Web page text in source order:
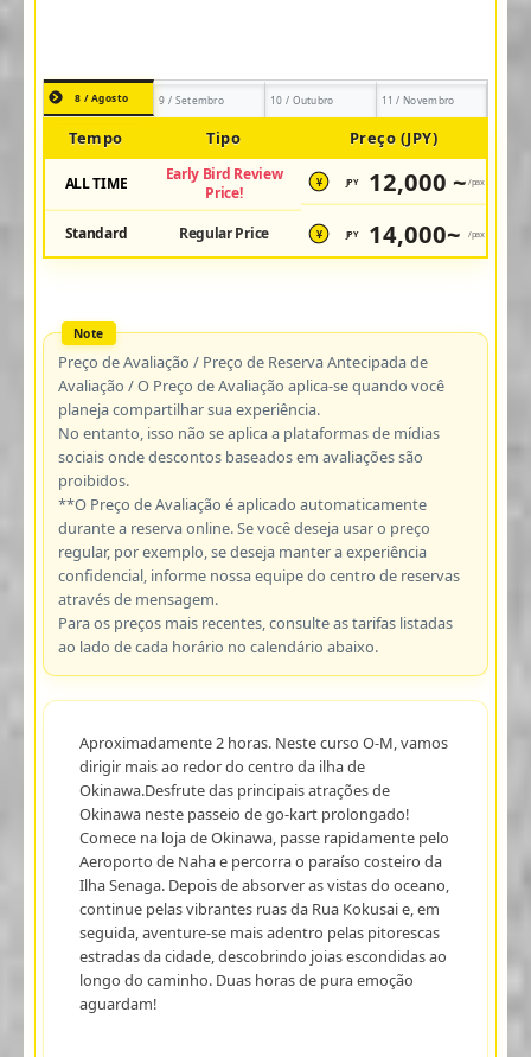
8 / Agosto 9 / Setembro 10 / Outubro 11 / Novembro
Tempo Tipo Preço (JPY)
ALL TIME
Early Bird Review
Price!
¥ JPY 12,000 ~ /pax
Standard Regular Price ¥ JPY 14,000~ /pax
Preço de Avaliação / Preço de Reserva Antecipada de
Avaliação / O Preço de Avaliação aplica-se quando você
planeja compartilhar sua experiência.
No entanto, isso não se aplica a plataformas de mídias
sociais onde descontos baseados em avaliações são
proibidos.
**O Preço de Avaliação é aplicado automaticamente
durante a reserva online. Se você deseja usar o preço
regular, por exemplo, se deseja manter a experiência
confidencial, informe nossa equipe do centro de reservas
através de mensagem.
Para os preços mais recentes, consulte as tarifas listadas
ao lado de cada horário no calendário abaixo.
Aproximadamente 2 horas. Neste curso O-M, vamos
dirigir mais ao redor do centro da ilha de
Okinawa.Desfrute das principais atrações de
Okinawa neste passeio de go-kart prolongado!
Comece na loja de Okinawa, passe rapidamente pelo
Aeroporto de Naha e percorra o paraíso costeiro da
Ilha Senaga. Depois de absorver as vistas do oceano,
continue pelas vibrantes ruas da Rua Kokusai e, em
seguida, aventure-se mais adentro pelas pitorescas
estradas da cidade, descobrindo joias escondidas ao
longo do caminho. Duas horas de pura emoção
aguardam!